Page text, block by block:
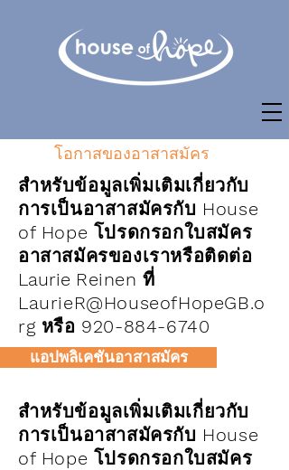
โอกาสของอาสาสมัคร
สำหรับข้อมูลเพิ่มเติมเกี่ยวกับ
การเป็นอาสาสมัครกับ House
of Hope โปรดกรอกใบสมัคร
อาสาสมัครของเราหรือติดต่อ
Laurie Reinen ที่
LaurieR@HouseofHopeGB.o
rg หรือ 920-884-6740
แอปพลิเคชันอาสาสมัคร
สำหรับข้อมูลเพิ่มเติมเกี่ยวกับ
การเป็นอาสาสมัครกับ House
of Hope โปรดกรอกใบสมัคร